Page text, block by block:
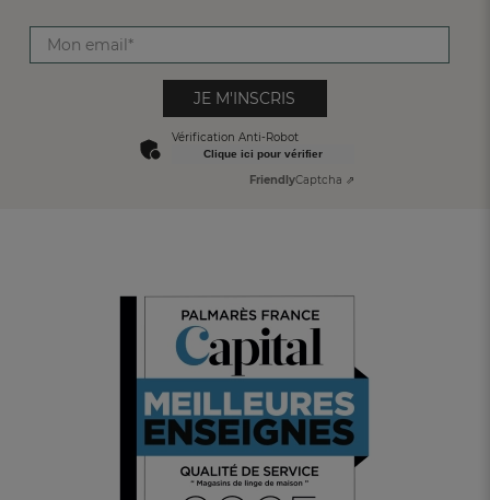
JE M'INSCRIS
Vérification Anti-Robot
Clique ici pour vérifier
FriendlyCaptcha ⇗